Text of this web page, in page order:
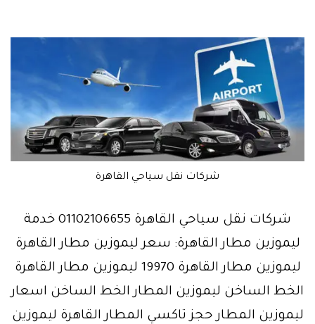
شركات نقل سياحي القاهرة
شركات نقل سياحي القاهرة 01102106655 خدمة
ليموزين مطار القاهرة: سعر ليموزين مطار القاهرة
ليموزين مطار القاهرة 19970 ليموزين مطار القاهرة
الخط الساخن ليموزين المطار الخط الساخن اسعار
ليموزين المطار حجز تاكسي المطار القاهرة ليموزين